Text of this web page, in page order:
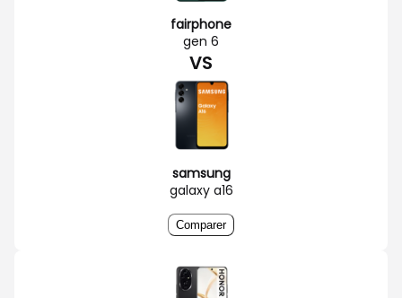
fairphone
gen 6
VS
samsung
galaxy a16
Comparer